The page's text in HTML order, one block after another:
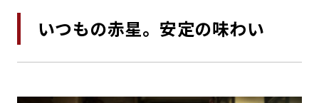
いつもの赤星。安定の味わい